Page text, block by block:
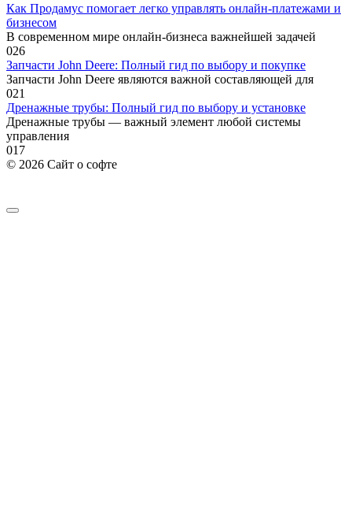
Как Продамус помогает легко управлять онлайн-платежами и
бизнесом
В современном мире онлайн-бизнеса важнейшей задачей
026
Запчасти John Deere: Полный гид по выбору и покупке
Запчасти John Deere являются важной составляющей для
021
Дренажные трубы: Полный гид по выбору и установке
Дренажные трубы — важный элемент любой системы
управления
017
© 2026 Сайт о софте